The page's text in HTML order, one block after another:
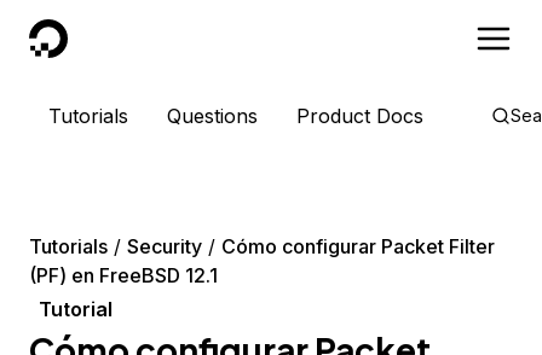
DigitalOcean
Tutorials Questions Product Docs
Tutorials Security
Cómo configurar Packet Filter
(PF) en FreeBSD 12.1
Tutorial